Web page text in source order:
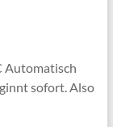
Automatisch
sofort. Also